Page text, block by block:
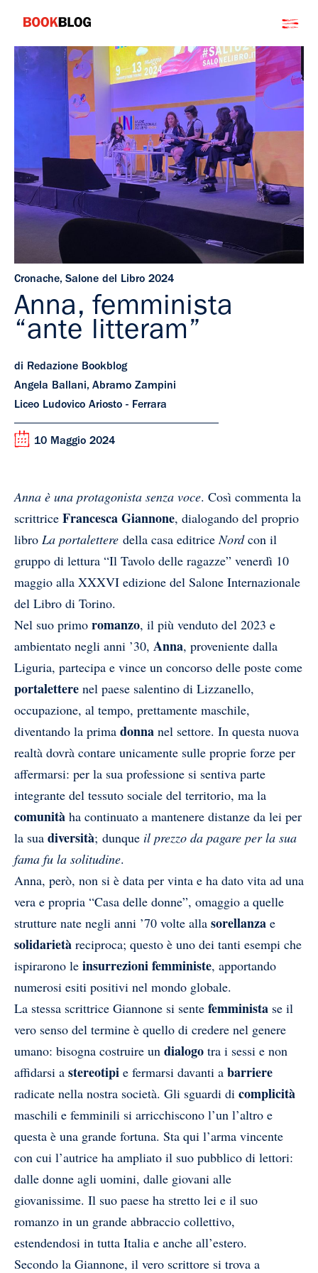
contenuto
Bookblog
Cronache, Salone del Libro 2024
Anna, femminista
“ante litteram”
di Redazione Bookblog
Angela Ballani, Abramo Zampini
Liceo Ludovico Ariosto - Ferrara
10 Maggio 2024
Anna è una protagonista senza voce. Così commenta la
scrittrice Francesca Giannone, dialogando del proprio
libro La portalettere della casa editriceNordcon il
gruppo di lettura “Il Tavolo delle ragazze” venerdì 10
maggio alla XXXVI edizione del Salone Internazionale
del Libro di Torino.
Nel suo primo romanzo, il più venduto del 2023 e
ambientato negli anni ’30, Anna, proveniente dalla
Liguria, partecipa e vince un concorso delle poste come
portalettere nel paese salentino di Lizzanello,
occupazione, al tempo, prettamente maschile,
diventando la prima donna nel settore. In questa nuova
realtà dovrà contare unicamente sulle proprie forze per
affermarsi: per la sua professione si sentiva parte
integrante del tessuto sociale del territorio, ma la
comunità ha continuato a mantenere distanze da lei per
la sua diversità; dunque il prezzo da pagare per la sua
fama fu la solitudine.
Anna, però, non si è data per vinta e ha dato vita ad una
vera e propria “Casa delle donne”, omaggio a quelle
strutture nate negli anni ’70 volte alla sorellanza e
solidarietà reciproca; questo è uno dei tanti esempi che
ispirarono le insurrezionifemministe, apportando
numerosi esiti positivi nel mondo globale.
La stessa scrittrice Giannone si sente femminista se il
vero senso del termine è quello di credere nel genere
umano: bisogna costruire un dialogo tra i sessi e non
affidarsi a stereotipi e fermarsi davanti a barriere
radicate nella nostra società. Gli sguardi di complicità
maschili e femminili si arricchiscono l’un l’altro e
questa è una grande fortuna. Sta qui l’arma vincente
con cui l’autrice ha ampliato il suo pubblico di lettori:
dalle donne agli uomini, dalle giovani alle
giovanissime. Il suo paese ha stretto lei e il suo
romanzo in un grande abbraccio collettivo,
estendendosi in tutta Italia e anche all’estero.
Secondo la Giannone, il vero scrittore si trova a